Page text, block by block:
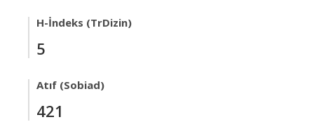
H-İndeks (TrDizin)
5
Atıf (Sobiad)
421